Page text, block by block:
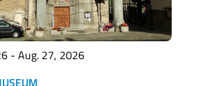
- Aug. 27, 2026